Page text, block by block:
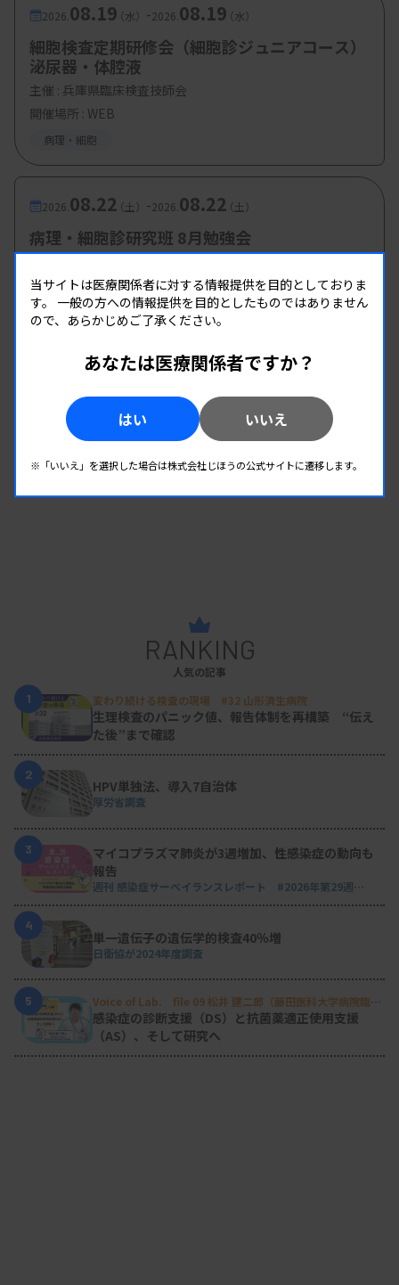
2026. 08.19（水） -2026. 08.19（水）
細胞検査定期研修会（細胞診ジュニアコース）
泌尿器・体腔液
主催 : 兵庫県臨床検査技師会
開催場所 : WEB
病理・細胞
2026. 08.22（土） -2026. 08.22（土）
病理・細胞診研究班 8月勉強会
開催場所 : 徳島県
病理・細胞
RANKING
人気の記事
1
変わり続ける検査の現場 #32 山形済生病院
生理検査のパニック値、報告体制を再構築 “伝え
た後”まで確認
2
HPV単独法、導入7自治体
厚労省調査
3
マイコプラズマ肺炎が3週増加、性感染症の動向も
報告
週刊 感染症サーベイランスレポート #2026年第29週
4
単一遺伝子の遺伝学的検査40％増
日衛協が2024年度調査
5
Voice of Lab. file 09 松井 建二郎（藤田医科大学病院臨床
検査部微生物遺伝子検査室）
感染症の診断支援（DS）と抗菌薬適正使用支援
（AS）、そして研究へ
当サイトは医療関係者に対する情報提供を目的としておりま
す。 一般の方への情報提供を目的としたものではありません
ので、あらかじめご了承ください。
あなたは医療関係者ですか？
はい いいえ
※「いいえ」を選択した場合は株式会社じほうの公式サイトに遷移します。